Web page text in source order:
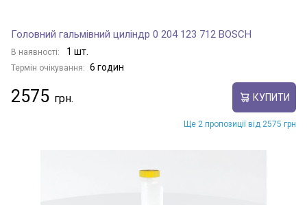
Головний гальмівний циліндр 0 204 123 712 BOSCH
В наявності: 1 шт.
Термін очікування: 6 годин
2575 КУПИТИ
Ще 2 пропозиції від 2575 грн